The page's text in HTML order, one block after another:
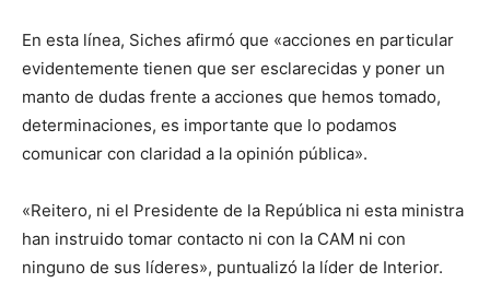
En esta línea, Siches afirmó que «acciones en particular
evidentemente tienen que ser esclarecidas y poner un
manto de dudas frente a acciones que hemos tomado,
determinaciones, es importante que lo podamos
comunicar con claridad a la opinión pública».
«Reitero, ni el Presidente de la República ni esta ministra
han instruido tomar contacto ni con la CAM ni con
ninguno de sus líderes», puntualizó la líder de Interior.